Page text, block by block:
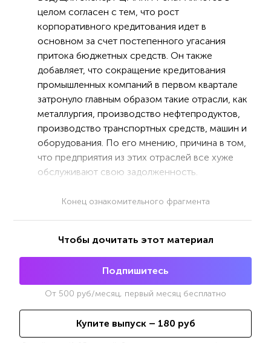
целом согласен с тем, что рост
корпоративного кредитования идет в
основном за счет постепенного угасания
притока бюджетных средств. Он также
добавляет, что сокращение кредитования
промышленных компаний в первом квартале
затронуло главным образом такие отрасли, как
металлургия, производство нефтепродуктов,
производство транспортных средств, машин и
оборудования. По его мнению, причина в том,
что предприятия из этих отраслей все хуже
обслуживают свою задолженность.
Конец ознакомительного фрагмента
Чтобы дочитать этот материал
Подпишитесь
От 500 руб/месяц, первый месяц бесплатно
Купите выпуск – 180 руб